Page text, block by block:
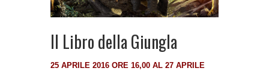
Il Libro della Giungla
25 APRILE 2016 ORE 16,00 AL 27 APRILE